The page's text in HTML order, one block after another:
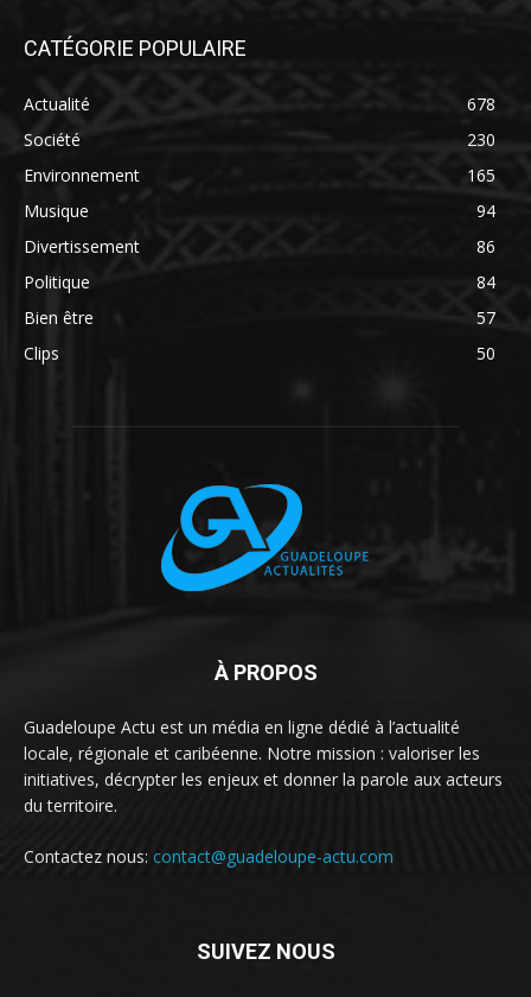
CATÉGORIE POPULAIRE
Actualité
678
Société
230
Environnement
165
Musique
94
Divertissement
86
Politique
84
Bien être
57
Clips
50
À PROPOS
Guadeloupe Actu est un média en ligne dédié à l’actualité
locale, régionale et caribéenne. Notre mission : valoriser les
initiatives, décrypter les enjeux et donner la parole aux acteurs
du territoire.
Contactez nous: contact@guadeloupe-actu.com
SUIVEZ NOUS